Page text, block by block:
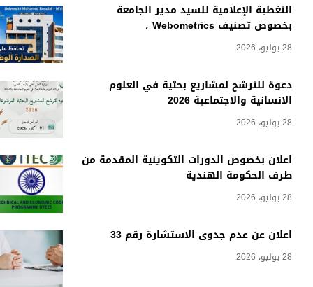
التغطية الإعلامية للسيد مدير الجامعة
بخصوص تصنيف Webometrics ،
28 يوليو، 2026
دعوة للترشح لمشاريع بحثية في العلوم
الانسانية والاجتماعية 2026
28 يوليو، 2026
اعلان بخصوص الدورات التكوينية المقدمة من
طرف الحكومة الهندية
28 يوليو، 2026
اعلان عن عدم جدوى الاستشارة رقم 33
28 يوليو، 2026